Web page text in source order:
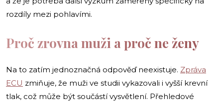
rozdíly mezi pohlavími.
Proč zrovna muži a proč ne ženy
Na to zatím jednoznačná odpověď neexistuje. Zpráva
ECU zmiňuje, že muži ve studii vykazovali i vyšší krevní
tlak, což může být součástí vysvětlení. Přehledové